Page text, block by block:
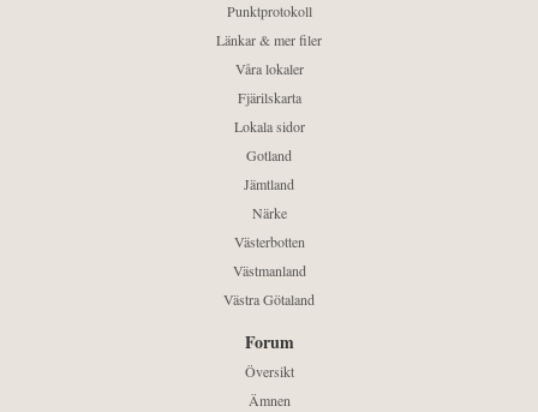
Punktprotokoll
Länkar & mer filer
Våra lokaler
Fjärilskarta
Lokala sidor
Gotland
Jämtland
Närke
Västerbotten
Västmanland
Västra Götaland
Forum
Översikt
Ämnen